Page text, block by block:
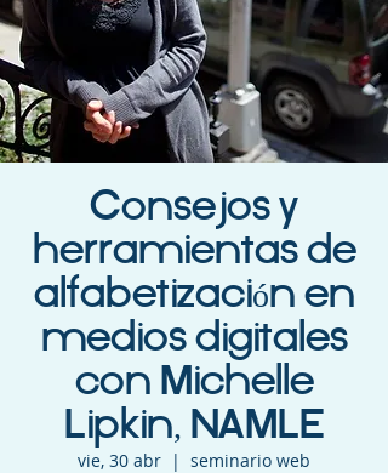
Consejos y
herramientas de
alfabetización en
medios digitales
con Michelle
Lipkin, NAMLE
vie, 30 abr
  |
seminario web